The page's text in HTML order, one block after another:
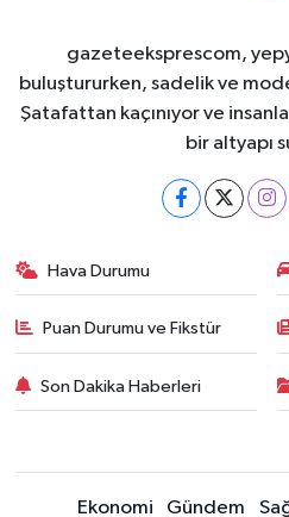
gazeteeksprescom,
buluştururken, sadelik ve
Şatafattan kaçınıyor ve
bir altyapı
Hava Durumu
Puan Durumu ve Fikstür
Son Dakika Haberleri
Ekonomi Gündem